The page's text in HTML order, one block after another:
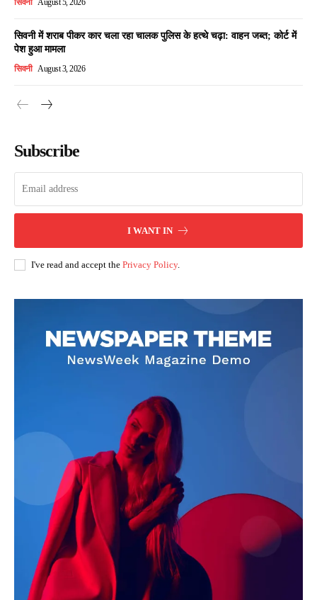
सिवनी August 5, 2026
सिवनी में शराब पीकर कार चला रहा चालक पुलिस के हत्थे चढ़ा: वाहन जब्त; कोर्ट में
पेश हुआ मामला
सिवनी August 3, 2026
Subscribe
I WANT IN
I've read and accept the Privacy Policy.